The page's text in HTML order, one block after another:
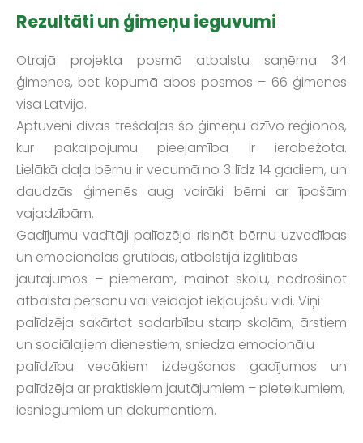
Rezultāti un ģimeņu ieguvumi
Otrajā projekta posmā atbalstu saņēma 34
ģimenes, bet kopumā abos posmos – 66 ģimenes
visā Latvijā.
Aptuveni divas trešdaļas šo ģimeņu dzīvo reģionos,
kur pakalpojumu pieejamība ir ierobežota.
Lielākā daļa bērnu ir vecumā no 3 līdz 14 gadiem, un
daudzās ģimenēs aug vairāki bērni ar īpašām
vajadzībām.
Gadījumu vadītāji palīdzēja risināt bērnu uzvedības
un emocionālās grūtības, atbalstīja izglītības
jautājumos – piemēram, mainot skolu, nodrošinot
atbalsta personu vai veidojot iekļaujošu vidi. Viņi
palīdzēja sakārtot sadarbību starp skolām, ārstiem
un sociālajiem dienestiem, sniedza emocionālu
palīdzību vecākiem izdegšanas gadījumos un
palīdzēja ar praktiskiem jautājumiem – pieteikumiem,
iesniegumiem un dokumentiem.